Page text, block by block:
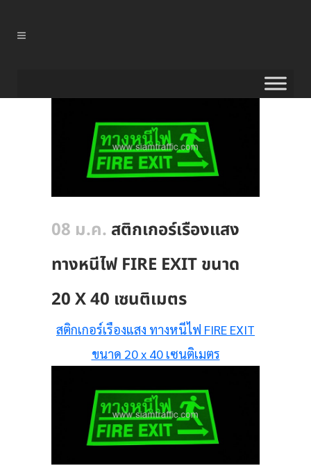
08 ม.ค. สติกเกอร์เรืองแสง
ทางหนีไฟ FIRE EXIT ขนาด
20 X 40 เซนติเมตร
สติกเกอร์เรืองแสง ทางหนีไฟ FIRE EXIT
ขนาด 20 x 40 เซนติเมตร